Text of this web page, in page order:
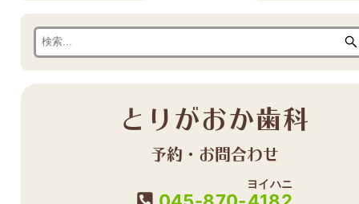
とりがおか歯科
予約・お問合わせ
ヨイハニ